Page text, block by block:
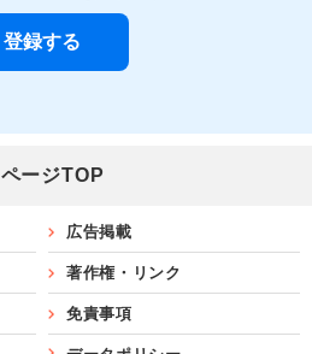
ページTOP
広告掲載
著作権・リンク
免責事項